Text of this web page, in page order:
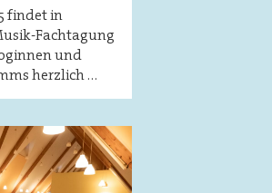
findet in
Fachtagung
und
herzlich …